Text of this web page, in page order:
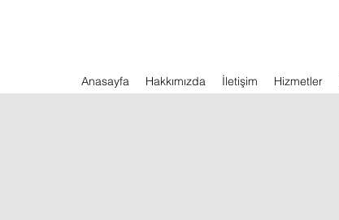
Anasayfa Hakkımızda İletişim Hizmetler